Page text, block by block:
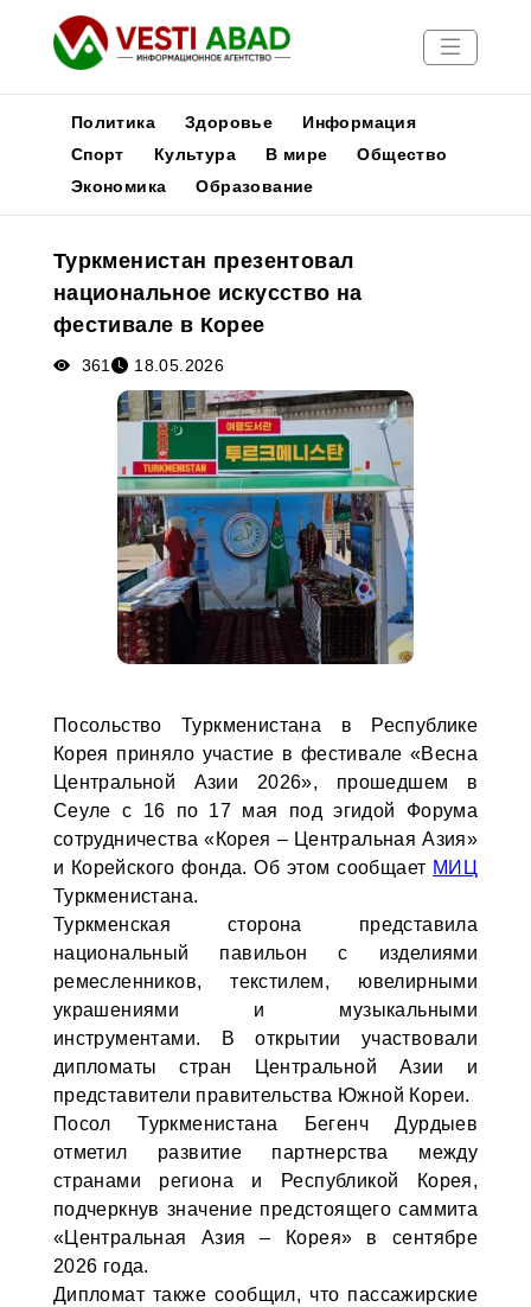
Новости
Медиа
Афиша
Политика Здоровье
Информация
Спорт
Культура В мире
Общество
Экономика
Образование
Туркменистан презентовал
национальное искусство на
фестивале в Корее
361 18.05.2026
Посольство Туркменистана в Республике
Корея приняло участие в фестивале «Весна
Центральной Азии 2026», прошедшем в
Сеуле с 16 по 17 мая под эгидой Форума
сотрудничества «Корея – Центральная Азия»
и Корейского фонда. Об этом сообщает МИЦ
Туркменистана.
Туркменская сторона представила
национальный павильон с изделиями
ремесленников, текстилем, ювелирными
украшениями и музыкальными
инструментами. В открытии участвовали
дипломаты стран Центральной Азии и
представители правительства Южной Кореи.
Посол Туркменистана Бегенч Дурдыев
отметил развитие партнерства между
странами региона и Республикой Корея,
подчеркнув значение предстоящего саммита
«Центральная Азия – Корея» в сентябре
2026 года.
Дипломат также сообщил, что пассажирские